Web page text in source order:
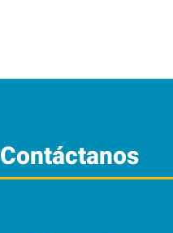
Contáctanos